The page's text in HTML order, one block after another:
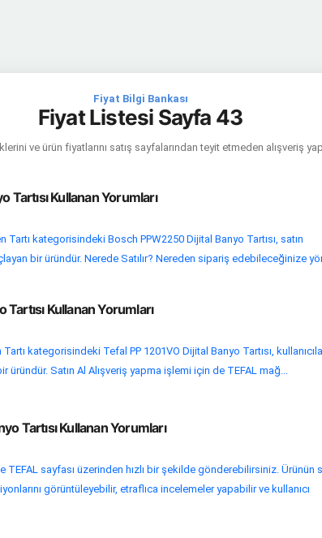
Fiyat Bilgi Bankası
Fiyat Listesi Sayfa 43
ve ürün fiyatlarını satış sayfalarından teyit etmeden alışveriş
Tartısı Kullanan Yorumları
Tartı kategorisindeki Bosch PPW2250 Dijital Banyo Tartısı, satın
bir üründür. Nerede Satılır? Nereden sipariş edebileceğinize
Kullanan Yorumları
kategorisindeki Tefal PP 1201VO Dijital Banyo Tartısı,
üründür. Satın Al Alışveriş yapma işlemi için de TEFAL mağ...
Tartısı Kullanan Yorumları
TEFAL sayfası üzerinden hızlı bir şekilde gönderebilirsiniz. Ürünün
görüntüleyebilir, etraflıca incelemeler yapabilir ve kullanıcı